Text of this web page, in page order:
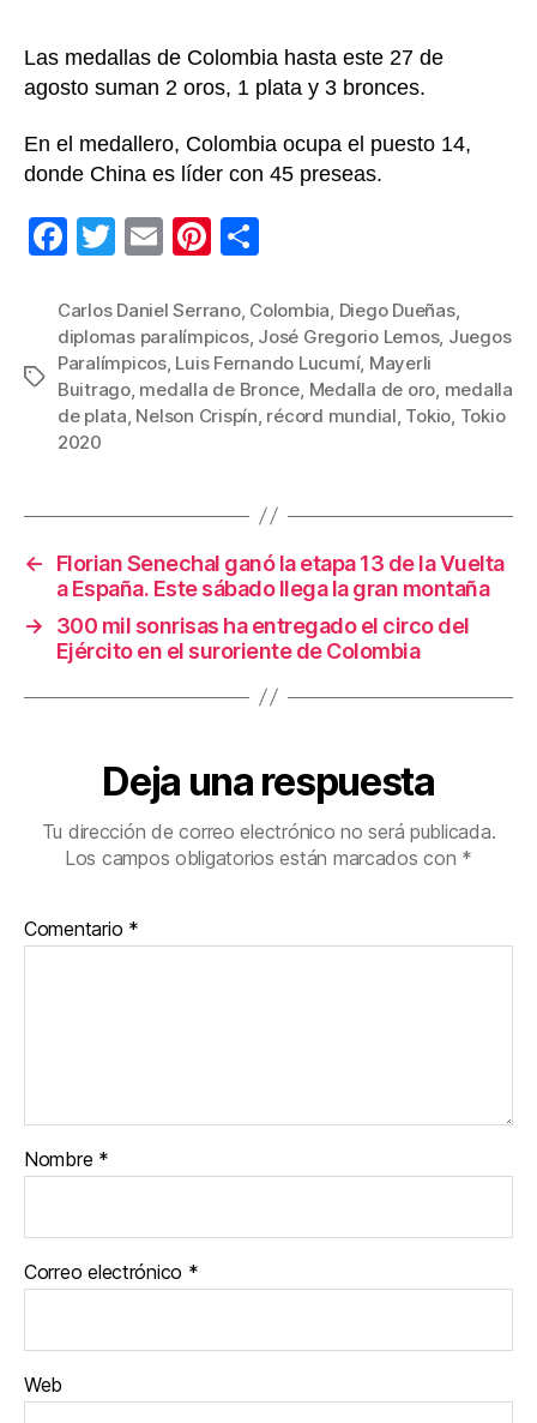
Las medallas de Colombia hasta este 27 de
agosto suman 2 oros, 1 plata y 3 bronces.
En el medallero, Colombia ocupa el puesto 14,
donde China es líder con 45 preseas.
F
c
e
b
o
k
T
tt
er
E
ail
Pi
er
e
st
m
p
ar
tir
Etiquetas
Carlos Daniel Serrano, Colombia Diego Dueñas,
diplomas paralímpicos, José Gregorio Lemos, Juegos
Paralímpicos, Luis Fernando Lucumí, Mayerli
Buitrago, medalla de Bronce Medalla de oro medalla
de plata Nelson Crispín récord mundial Tokio Tokio
2020
←
Florian Senechal ganó la etapa 13 de la Vuelta
a España. Este sábado llega la gran montaña
→
300 mil sonrisas ha entregado el circo del
Ejército en el suroriente de Colombia
Deja una respuesta
Tu dirección de correo electrónico no será publicada.
Los campos obligatorios están marcados con *
Comentario *
Nombre *
Correo electrónico *
Web